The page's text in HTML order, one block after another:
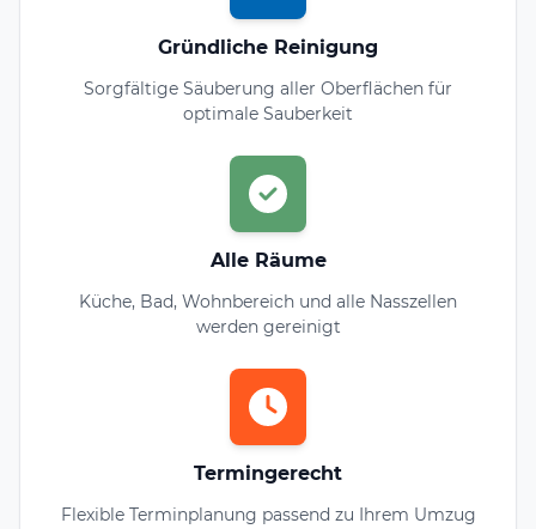
Gründliche Reinigung
Sorgfältige Säuberung aller Oberflächen für
optimale Sauberkeit
Alle Räume
Küche, Bad, Wohnbereich und alle Nasszellen
werden gereinigt
Termingerecht
Flexible Terminplanung passend zu Ihrem Umzug